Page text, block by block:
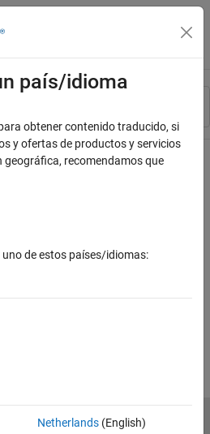
de navegación
país/idioma
obtener contenido traducido, si
y ofertas de productos y servicios
geográfica, recomendamos que
de estos países/idiomas:
Netherlands(English)
comerciales